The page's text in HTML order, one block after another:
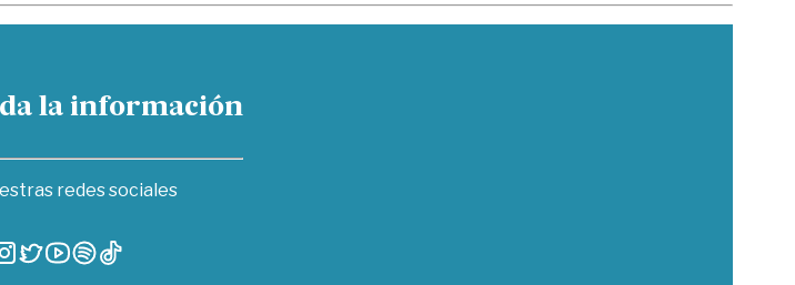
la información
redes sociales